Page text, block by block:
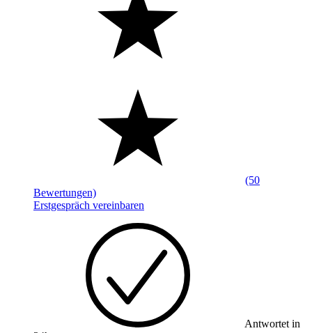
(50
Bewertungen)
Erstgespräch vereinbaren
Antwortet in